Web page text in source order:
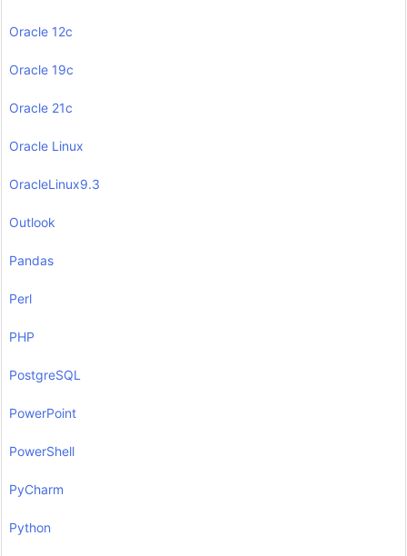
Oracle 12c
Oracle 19c
Oracle 21c
Oracle Linux
OracleLinux9.3
Outlook
Pandas
Perl
PHP
PostgreSQL
PowerPoint
PowerShell
PyCharm
Python